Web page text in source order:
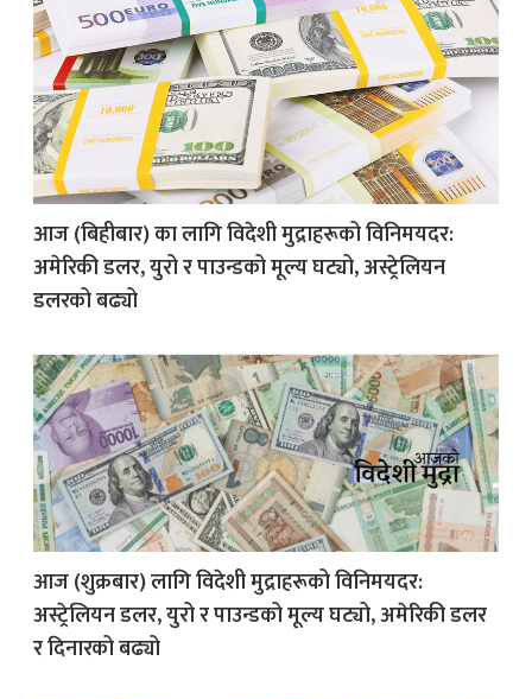
आज (बिहीबार) का लागि विदेशी मुद्राहरूको विनिमयदर:
अमेरिकी डलर, युरो र पाउन्डको मूल्य घट्यो, अस्ट्रेलियन
डलरको बढ्यो
आज (शुक्रबार) लागि विदेशी मुद्राहरूको विनिमयदर:
अस्ट्रेलियन डलर, युरो र पाउन्डको मूल्य घट्यो, अमेरिकी डलर
र दिनारको बढ्यो